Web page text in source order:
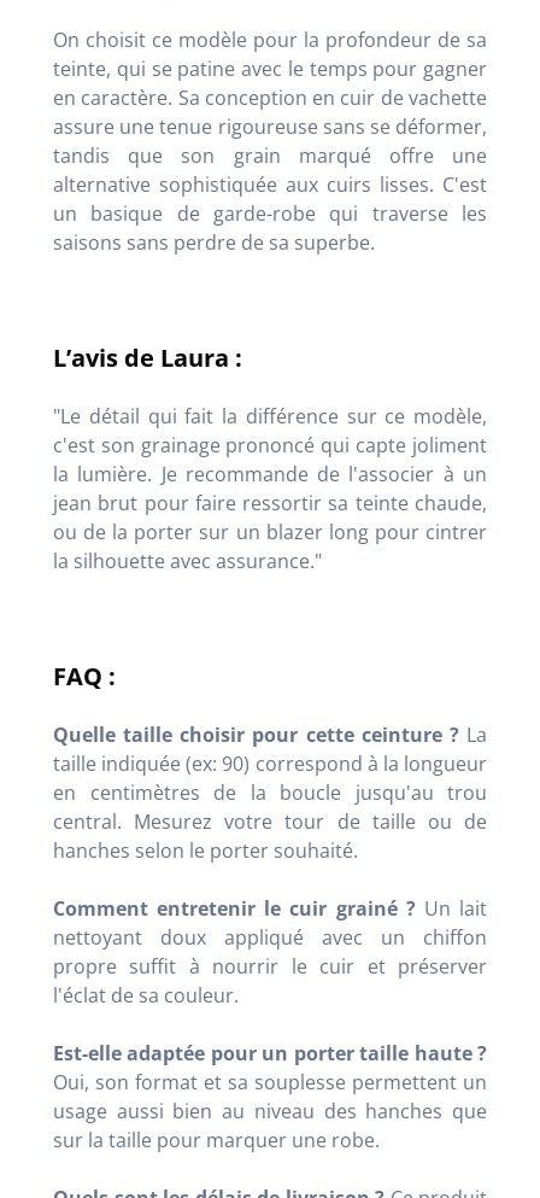
On choisit ce modèle pour la profondeur de sa
teinte, qui se patine avec le temps pour gagner
en caractère. Sa conception en cuir de vachette
assure une tenue rigoureuse sans se déformer,
tandis que son grain marqué offre une
alternative sophistiquée aux cuirs lisses. C'est
un basique de garde-robe qui traverse les
saisons sans perdre de sa superbe.
L’avis de Laura :
"Le détail qui fait la différence sur ce modèle,
c'est son grainage prononcé qui capte joliment
la lumière. Je recommande de l'associer à un
jean brut pour faire ressortir sa teinte chaude,
ou de la porter sur un blazer long pour cintrer
la silhouette avec assurance."
FAQ :
Quelle taille choisir pour cette ceinture ?La
taille indiquée (ex: 90) correspond à la longueur
en centimètres de la boucle jusqu'au trou
central. Mesurez votre tour de taille ou de
hanches selon le porter souhaité.
Comment entretenir le cuir grainé ?Un lait
nettoyant doux appliqué avec un chiffon
propre suffit à nourrir le cuir et préserver
l'éclat de sa couleur.
Est-elle adaptée pour un porter taille haute ?
Oui, son format et sa souplesse permettent un
usage aussi bien au niveau des hanches que
sur la taille pour marquer une robe.